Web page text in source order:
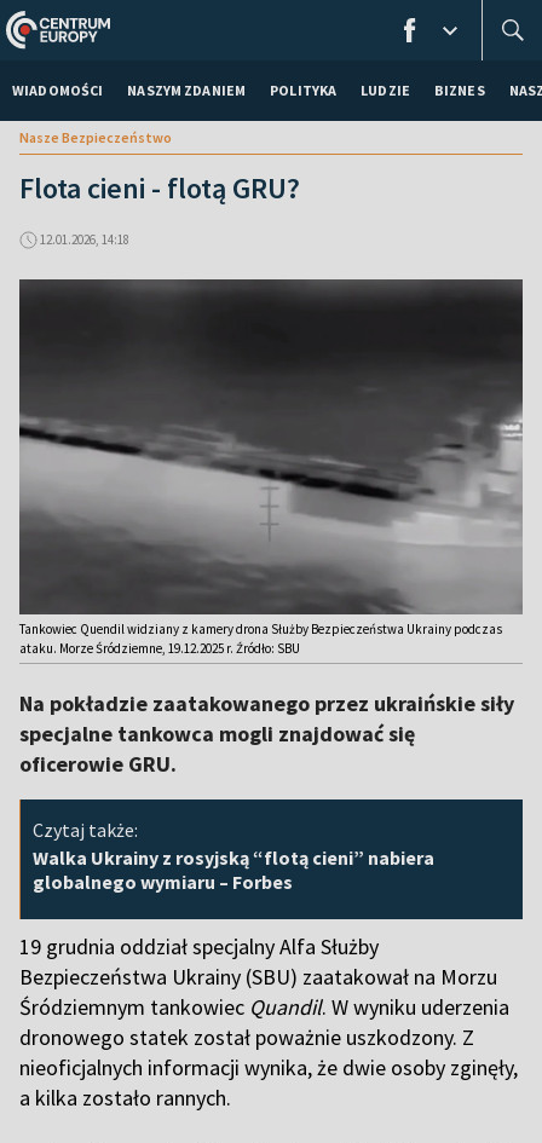
WIADOMOŚCI NASZYM ZDANIEM POLITYKA LUDZIE BIZNES
Nasze Bezpieczeństwo
Flota cieni - flotą GRU?
12.01.2026, 14:18
Tankowiec Quendil widziany z kamery drona Służby Bezpieczeństwa Ukrainy podczas
ataku. Morze Śródziemne, 19.12.2025 r. Źródło: SBU
Na pokładzie zaatakowanego przez ukraińskie siły
specjalne tankowca mogli znajdować się
oficerowie GRU.
Czytaj także:
Walka Ukrainy z rosyjską “flotą cieni” nabiera
globalnego wymiaru – Forbes
19 grudnia oddział specjalny Alfa Służby
Bezpieczeństwa Ukrainy (SBU) zaatakował na Morzu
Śródziemnym tankowiec Quandil. W wyniku uderzenia
dronowego statek został poważnie uszkodzony. Z
nieoficjalnych informacji wynika, że dwie osoby zginęły,
a kilka zostało rannych.